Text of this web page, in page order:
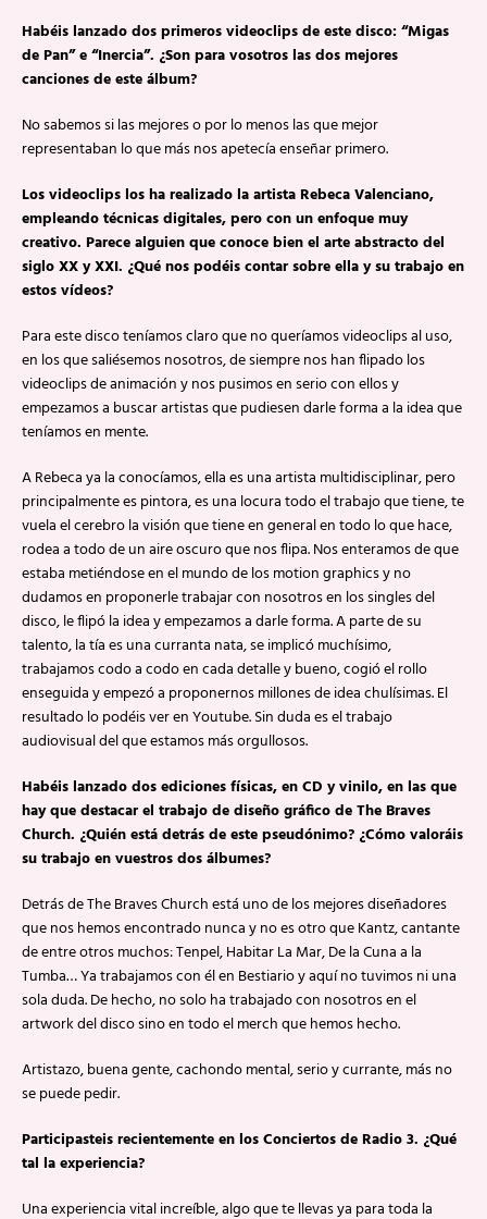
Habéis lanzado dos primeros videoclips de este disco: “Migas
de Pan” e “Inercia”. ¿Son para vosotros las dos mejores
canciones de este álbum?
No sabemos si las mejores o por lo menos las que mejor
representaban lo que más nos apetecía enseñar primero.
Los videoclips los ha realizado la artista Rebeca Valenciano,
empleando técnicas digitales, pero con un enfoque muy
creativo. Parece alguien que conoce bien el arte abstracto del
siglo XX y XXI. ¿Qué nos podéis contar sobre ella y su trabajo en
estos vídeos?
Para este disco teníamos claro que no queríamos videoclips al uso,
en los que saliésemos nosotros, de siempre nos han flipado los
videoclips de animación y nos pusimos en serio con ellos y
empezamos a buscar artistas que pudiesen darle forma a la idea que
teníamos en mente.
A Rebeca ya la conocíamos, ella es una artista multidisciplinar, pero
principalmente es pintora, es una locura todo el trabajo que tiene, te
vuela el cerebro la visión que tiene en general en todo lo que hace,
rodea a todo de un aire oscuro que nos flipa. Nos enteramos de que
estaba metiéndose en el mundo de los motion graphics y no
dudamos en proponerle trabajar con nosotros en los singles del
disco, le flipó la idea y empezamos a darle forma. A parte de su
talento, la tía es una curranta nata, se implicó muchísimo,
trabajamos codo a codo en cada detalle y bueno, cogió el rollo
enseguida y empezó a proponernos millones de idea chulísimas. El
resultado lo podéis ver en Youtube. Sin duda es el trabajo
audiovisual del que estamos más orgullosos.
Habéis lanzado dos ediciones físicas, en CD y vinilo, en las que
hay que destacar el trabajo de diseño gráfico de The Braves
Church. ¿Quién está detrás de este pseudónimo? ¿Cómo valoráis
su trabajo en vuestros dos álbumes?
Detrás de The Braves Church está uno de los mejores diseñadores
que nos hemos encontrado nunca y no es otro que Kantz, cantante
de entre otros muchos: Tenpel, Habitar La Mar, De la Cuna a la
Tumba… Ya trabajamos con él en Bestiario y aquí no tuvimos ni una
sola duda. De hecho, no solo ha trabajado con nosotros en el
artwork del disco sino en todo el merch que hemos hecho.
Artistazo, buena gente, cachondo mental, serio y currante, más no
se puede pedir.
Participasteis recientemente en los Conciertos de Radio 3. ¿Qué
tal la experiencia?
Una experiencia vital increíble, algo que te llevas ya para toda la